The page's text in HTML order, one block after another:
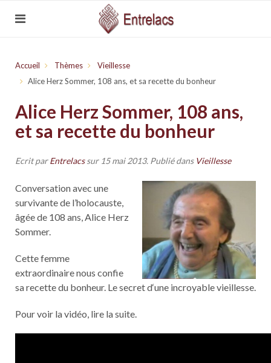
Accueil Thèmes
Vieillesse
Alice Herz Sommer, 108 ans, et sa recette du bonheur
Alice Herz Sommer, 108 ans,
et sa recette du bonheur
Ecrit parEntrelacssur 15 mai 2013. Publié dans Vieillesse
Conversation avec une
survivante de l’holocauste,
âgée de 108 ans, Alice Herz
Sommer.
Cette femme
extraordinaire nous confie
sa recette du bonheur. Le secret d‘une incroyable vieillesse.
Pour voir la vidéo, lire la suite.